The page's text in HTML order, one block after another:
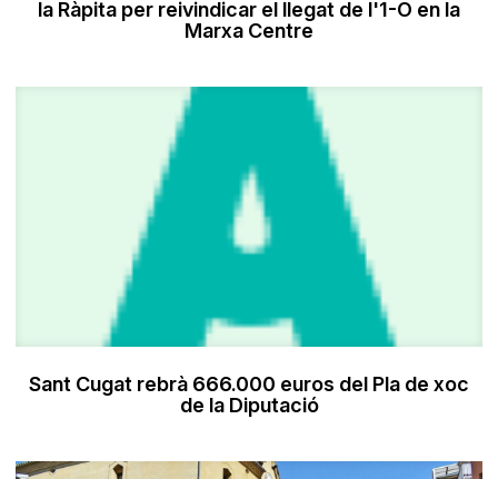
la Ràpita per reivindicar el llegat de l'1-O en la
Marxa Centre
Sant Cugat rebrà 666.000 euros del Pla de xoc
de la Diputació